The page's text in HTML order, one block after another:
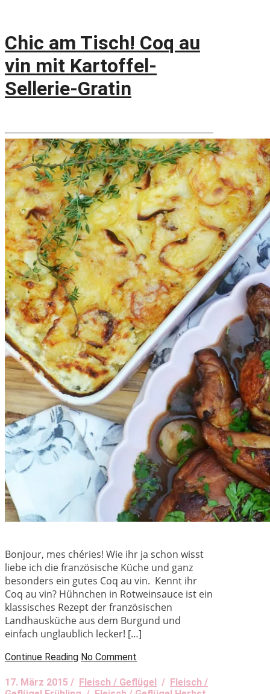
Chic am Tisch! Coq au
vin mit Kartoffel-
Sellerie-Gratin
Bonjour, mes chéries! Wie ihr ja schon wisst
liebe ich die französische Küche und ganz
besonders ein gutes Coq au vin. Kennt ihr
Coq au vin? Hühnchen in Rotweinsauce ist ein
klassisches Rezept der französischen
Landhausküche aus dem Burgund und
einfach unglaublich lecker! […]
Continue Reading No Comment
17. März 2015 / Fleisch / Geflügel / Fleisch /